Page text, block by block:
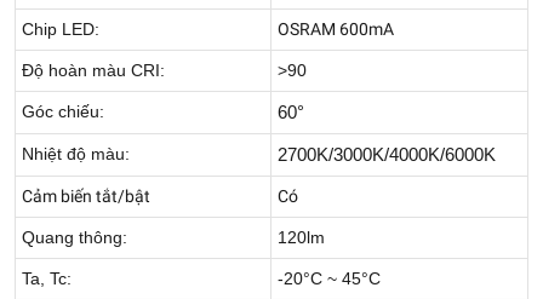
Chip LED: OSRAM 600mA
Độ hoàn màu CRI: >90
Góc chiếu: 60°
Nhiệt độ màu: 2700K/3000K/4000K/6000K
Cảm biến tắt/bật Có
Quang thông: 120lm
Ta, Tc: -20°C ~ 45°C